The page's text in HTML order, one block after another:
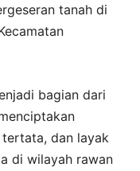
tanah di
bagian dari
dan layak
di wilayah rawan